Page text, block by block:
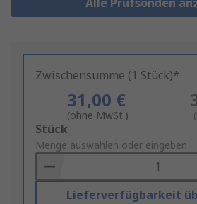
Alle Prüfsonden
Zwischensumme (1 Stück)*
31,00 €
(ohne MwSt.)
Add
to
Basket
Stück
Menge auswählen oder eingeben
Lieferverfügbarkeit